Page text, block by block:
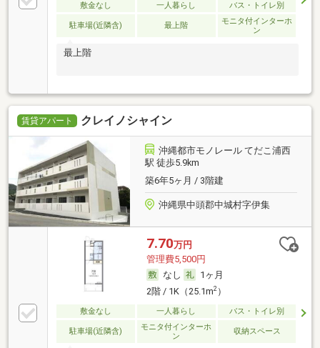
敷金なし 一人暮らし バス・トイレ別
駐車場(近隣含) 最上階
モニタ付インターホ
ン
最上階
賃貸アパート クレイノシャイン
沖縄都市モノレール てだこ浦西
駅 徒歩5.9km
築6年5ヶ月 / 3階建
沖縄県中頭郡中城村字伊集
7.70万円
管理費5,500円
なし
1ヶ月
2階 / 1K（25.1m2）
敷金なし 一人暮らし バス・トイレ別
駐車場(近隣含)
モニタ付インターホ
ン
収納スペース